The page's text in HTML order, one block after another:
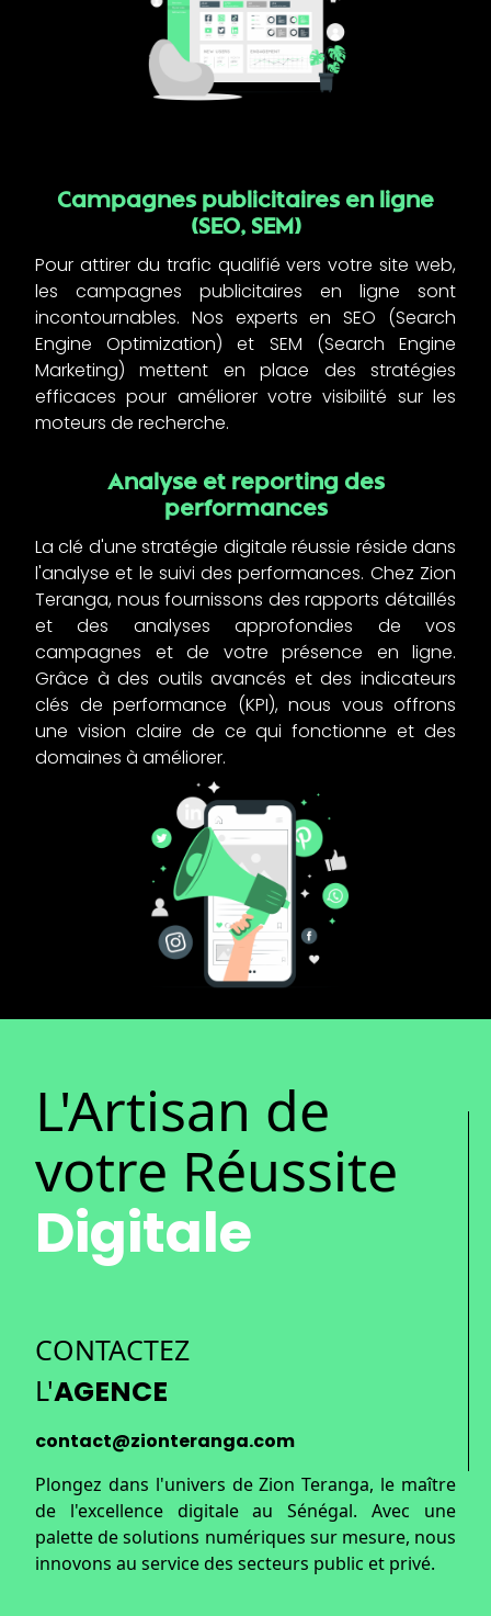
Campagnes publicitaires en ligne
(SEO, SEM)
Pour attirer du trafic qualifié vers votre site web,
les campagnes publicitaires en ligne sont
incontournables. Nos experts en SEO (Search
Engine Optimization) et SEM (Search Engine
Marketing) mettent en place des stratégies
efficaces pour améliorer votre visibilité sur les
moteurs de recherche.
Analyse et reporting des
performances
La clé d'une stratégie digitale réussie réside dans
l'analyse et le suivi des performances. Chez Zion
Teranga, nous fournissons des rapports détaillés
et des analyses approfondies de vos
campagnes et de votre présence en ligne.
Grâce à des outils avancés et des indicateurs
clés de performance (KPI), nous vous offrons
une vision claire de ce qui fonctionne et des
domaines à améliorer.
L'Artisan de
votre Réussite
Digitale
CONTACTEZ
L'AGENCE
contact@zionteranga.com
Plongez dans l'univers deZion Teranga, le maître
de l'excellence digitale au Sénégal. Avec une
palette de solutions numériques sur mesure, nous
innovons au service des secteurs public et privé.